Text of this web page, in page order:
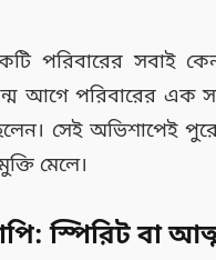
পরিবারের সবাই
আগে পরিবারের এক
সেই অভিশাপেই
মেলে।
স্পিরিট বা